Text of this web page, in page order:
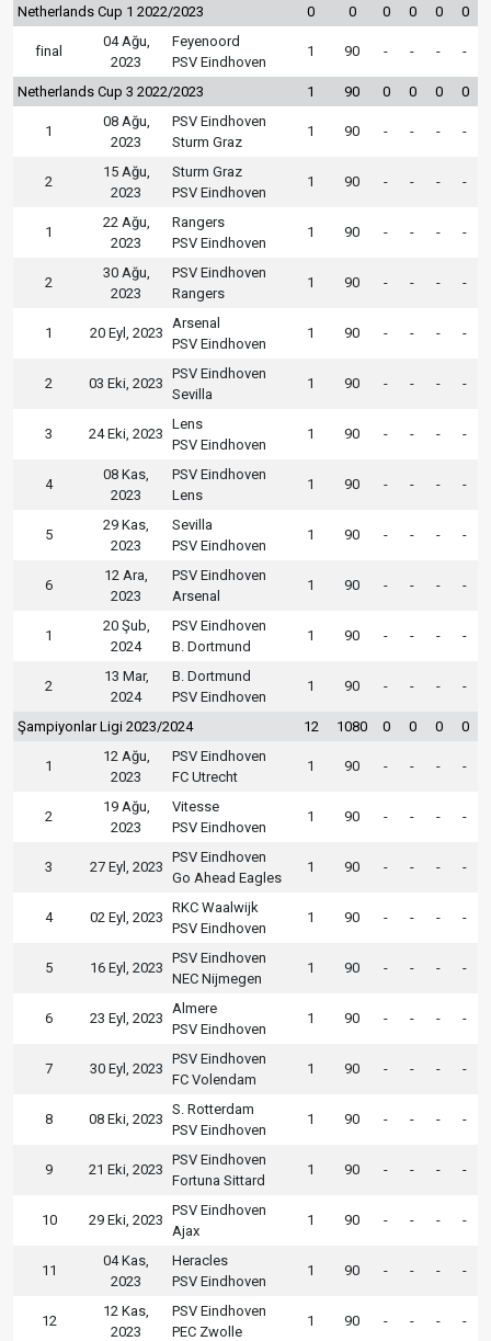
Netherlands Cup 1 2022/2023 0 0 0 0 0 0
final
04 Ağu,
2023
Feyenoord
PSV Eindhoven
1 90 - - - -
Netherlands Cup 3 2022/2023 1 90 0 0 0 0
1
08 Ağu,
2023
PSV Eindhoven
Sturm Graz
1 90 - - - -
2
15 Ağu,
2023
Sturm Graz
PSV Eindhoven
1 90 - - - -
1
22 Ağu,
2023
Rangers
PSV Eindhoven
1 90 - - - -
2
30 Ağu,
2023
PSV Eindhoven
Rangers
1 90 - - - -
1 20 Eyl, 2023
Arsenal
PSV Eindhoven
1 90 - - - -
2 03 Eki, 2023
PSV Eindhoven
Sevilla
1 90 - - - -
3 24 Eki, 2023
Lens
PSV Eindhoven
1 90 - - - -
4
08 Kas,
2023
PSV Eindhoven
Lens
1 90 - - - -
5
29 Kas,
2023
Sevilla
PSV Eindhoven
1 90 - - - -
6
12 Ara,
2023
PSV Eindhoven
Arsenal
1 90 - - - -
1
20 Şub,
2024
PSV Eindhoven
B. Dortmund
1 90 - - - -
2
13 Mar,
2024
B. Dortmund
PSV Eindhoven
1 90 - - - -
Şampiyonlar Ligi 2023/2024 12 1080 0 0 0 0
1
12 Ağu,
2023
PSV Eindhoven
FC Utrecht
1 90 - - - -
2
19 Ağu,
2023
Vitesse
PSV Eindhoven
1 90 - - - -
3 27 Eyl, 2023
PSV Eindhoven
Go Ahead Eagles
1 90 - - - -
4 02 Eyl, 2023
RKC Waalwijk
PSV Eindhoven
1 90 - - - -
5 16 Eyl, 2023
PSV Eindhoven
NEC Nijmegen
1 90 - - - -
6 23 Eyl, 2023
Almere
PSV Eindhoven
1 90 - - - -
7 30 Eyl, 2023
PSV Eindhoven
FC Volendam
1 90 - - - -
8 08 Eki, 2023
S. Rotterdam
PSV Eindhoven
1 90 - - - -
9 21 Eki, 2023
PSV Eindhoven
Fortuna Sittard
1 90 - - - -
10 29 Eki, 2023
PSV Eindhoven
Ajax
1 90 - - - -
11
04 Kas,
2023
Heracles
PSV Eindhoven
1 90 - - - -
12
12 Kas,
2023
PSV Eindhoven
PEC Zwolle
1 90 - - - -